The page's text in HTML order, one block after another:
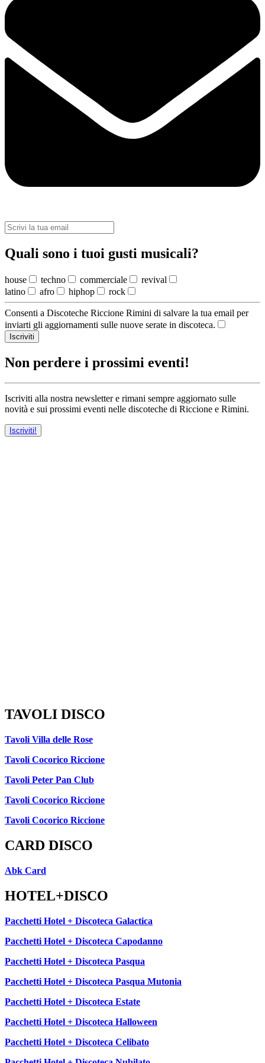
Quali sono i tuoi gusti musicali?
house techno commerciale
revival
latino
afro hiphop rock
Consenti a Discoteche Riccione Rimini di salvare la tua email per
inviarti gli aggiornamenti sulle nuove serate in discoteca.
Iscriviti
Non perdere i prossimi eventi!
Iscriviti alla nostra newsletter e rimani sempre aggiornato sulle
novità e sui prossimi eventi nelle discoteche di Riccione e Rimini.
Iscriviti!
TAVOLI DISCO
Tavoli Villa delle Rose
Tavoli Cocorico Riccione
Tavoli Peter Pan Club
Tavoli Cocorico Riccione
Tavoli Cocorico Riccione
CARD DISCO
Abk Card
HOTEL+DISCO
Pacchetti Hotel + Discoteca Galactica
Pacchetti Hotel + Discoteca Capodanno
Pacchetti Hotel + Discoteca Pasqua
Pacchetti Hotel + Discoteca Pasqua Mutonia
Pacchetti Hotel + Discoteca Estate
Pacchetti Hotel + Discoteca Halloween
Pacchetti Hotel + Discoteca Celibato